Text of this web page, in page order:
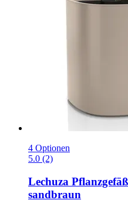
4 Optionen
5.0 (2)
Lechuza
sandbraun